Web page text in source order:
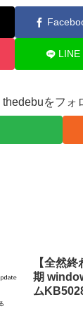
LINE
thedebuをフォ
【全然
期
ム